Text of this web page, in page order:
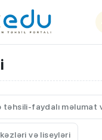
təhsili-faydalı məlumat
və liseyləri